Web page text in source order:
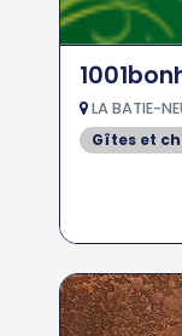
LA BATIE-
Gîtes et